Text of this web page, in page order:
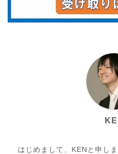
はじめまして、KENと申しま